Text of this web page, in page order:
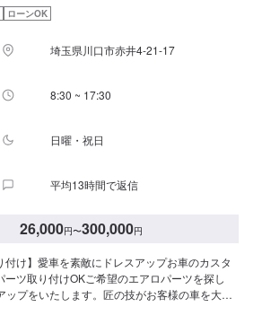
定休日：不定休日曜日はお問い合わせくださ
ローンOK
埼玉県川口市赤井4-21-17
8:30 ~ 17:30
日曜・祝日
平均13時間で返信
26,000円〜300,000円
付け】愛車を素敵にドレスアップお車のカスタ
ーツ取り付けOKご希望のエアロパーツを探し
ップをいたします。匠の技がお客様の車を大切